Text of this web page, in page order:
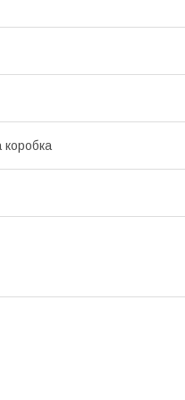
коробка